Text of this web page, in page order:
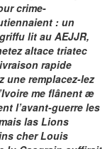
crime-
: un
lit au AEJJR,
altace triatec
rapide
une remplacez-lez
me flânent æ
l’avant-guerre les
las Lions
cherLouis